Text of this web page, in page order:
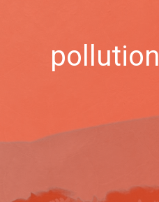
pollution